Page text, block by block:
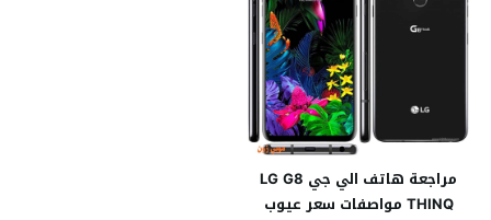
مراجعة هاتف الي جي LG G8
THINQ مواصفات سعر عيوب